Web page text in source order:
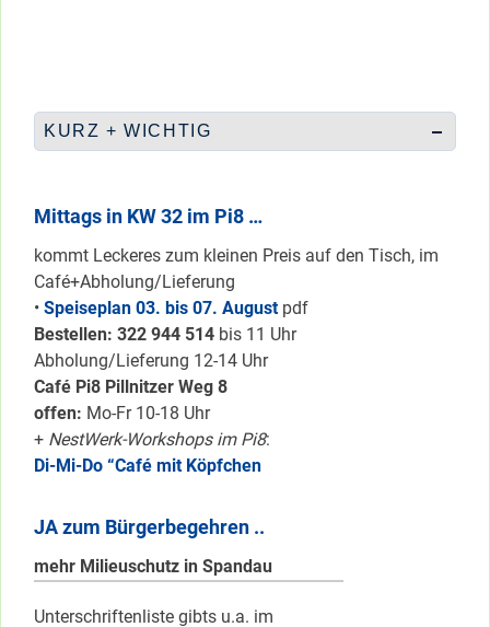
KURZ + WICHTIG
Mittags in KW 32 im Pi8 …
kommt Leckeres zum kleinen Preis auf den Tisch, im
Café+Abholung/Lieferung
• Speiseplan 03. bis 07. August pdf
Bestellen: 322 944 514 bis 11 Uhr
Abholung/Lieferung 12-14 Uhr
Café Pi8 Pillnitzer Weg 8
offen: Mo-Fr 10-18 Uhr
+ NestWerk-Workshops im Pi8:
Di-Mi-Do “Café mit Köpfchen
JA zum Bürgerbegehren ..
mehr Milieuschutz in Spandau
Unterschriftenliste gibts u.a. im